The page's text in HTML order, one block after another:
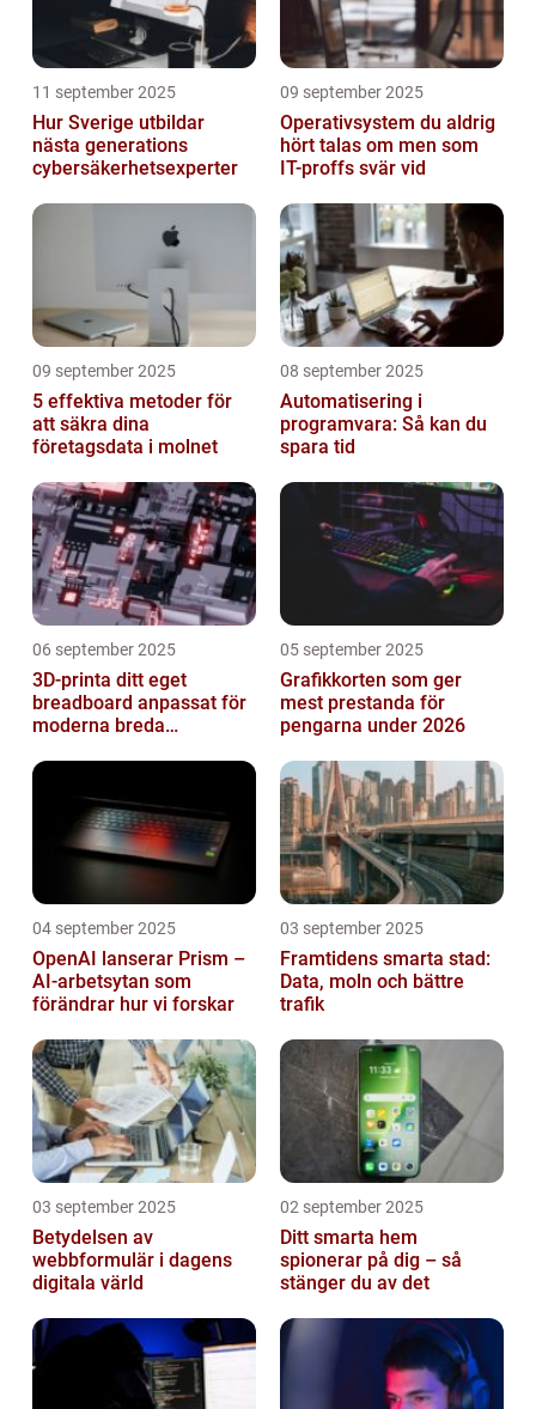
11 september 2025
Hur Sverige utbildar
nästa generations
cybersäkerhetsexperter
09 september 2025
Operativsystem du aldrig
hört talas om men som
IT-proffs svär vid
09 september 2025
5 effektiva metoder för
att säkra dina
företagsdata i molnet
08 september 2025
Automatisering i
programvara: Så kan du
spara tid
06 september 2025
3D-printa ditt eget
breadboard anpassat för
moderna breda
05 september 2025
Grafikkorten som ger
mest prestanda för
pengarna under 2026
04 september 2025
OpenAI lanserar Prism –
AI-arbetsytan som
förändrar hur vi forskar
03 september 2025
Framtidens smarta stad:
Data, moln och bättre
trafik
03 september 2025
Betydelsen av
webbformulär i dagens
digitala värld
02 september 2025
Ditt smarta hem
spionerar på dig – så
stänger du av det